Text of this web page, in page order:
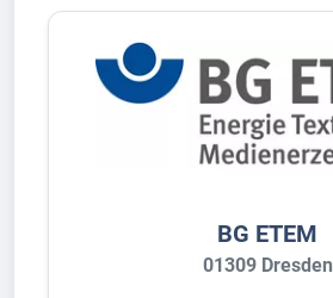
BG ETEM
01309 Dresden